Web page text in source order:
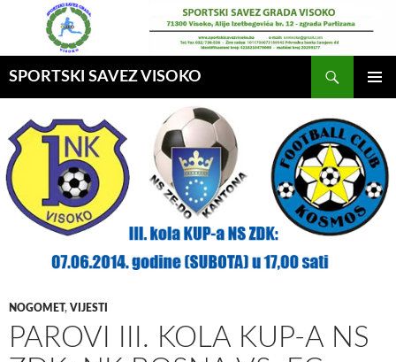
SPORTSKI SAVEZ VISOKO
NOGOMET, VIJESTI
PAROVI III. KOLA KUP-A NS